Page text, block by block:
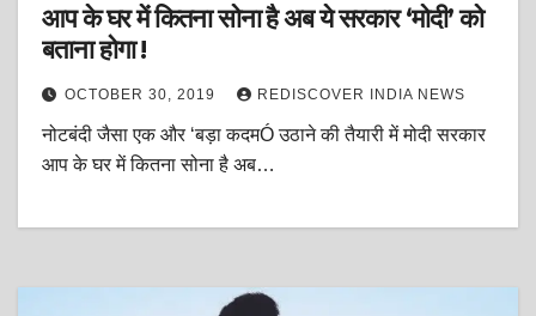
आप के घर में कितना सोना है अब ये सरकार ‘मोदी’ को
बताना होगा !
OCTOBER 30, 2019 REDISCOVER INDIA NEWS
नोटबंदी जैसा एक और ‘बड़ा कदमÓ उठाने की तैयारी में मोदी सरकार
आप के घर में कितना सोना है अब…